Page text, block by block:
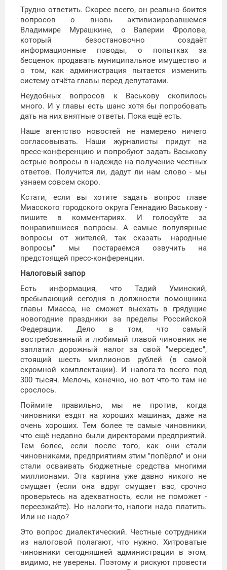
Трудно ответить. Скорее всего, он реально боится
вопросов о вновь активизировавшемся
Владимире Мурашкине, о Валерии Фролове,
который безостановочно создаёт
информационные поводы, о попытках за
бесценок продавать муниципальное имущество и
о том, как администрация пытается изменить
систему отчёта главы перед депутатами.
Неудобных вопросов к Васькову скопилось
много. И у главы есть шанс хотя бы попробовать
дать на них внятные ответы. Пока ещё есть.
Наше агентство новостей не намерено ничего
согласовывать. Наши журналисты придут на
пресс-конференцию и попробуют задать Васькову
острые вопросы в надежде на получение честных
ответов. Получится ли, дадут ли нам слово - мы
узнаем совсем скоро.
Кстати, если вы хотите задать вопрос главе
Миасского городского округа Геннадию Васькову -
пишите в комментариях. И голосуйте за
понравившиеся вопросы. А самые популярные
вопросы от жителей, так сказать "народные
вопросы" мы постараемся озвучить на
предстоящей пресс-конференции.
Налоговый запор
Есть информация, что Тадий Уминский,
пребывающий сегодня в должности помощника
главы Миасса, не сможет выехать в грядущие
новогодние праздники за пределы Российской
Федерации. Дело в том, что самый
востребованный и любимый главой чиновник не
заплатил дорожный налог за свой "мерседес",
стоящий шесть миллионов рублей (в самой
скромной комплектации). И налога-то всего под
300 тысяч. Мелочь, конечно, но вот что-то там не
срослось.
Поймите правильно, мы не против, когда
чиновники ездят на хороших машинах, даже на
очень хороших. Тем более те самые чиновники,
что ещё недавно были директорами предприятий.
Тем более, если после того, как они стали
чиновниками, предприятиям этим "попёрло" и они
стали осваивать бюджетные средства многими
миллионами. Эта картина уже давно никого не
смущает (если она вдруг смущает вас, срочно
проверьтесь на адекватность, если не поможет -
переезжайте). Но налоги-то, налоги надо платить.
Или не надо?
Это вопрос диалектический. Честные сотрудники
из налоговой полагают, что нужно. Хитроватые
чиновники сегодняшней администрации в этом,
видимо, не уверены. Поэтому и рискуют провести